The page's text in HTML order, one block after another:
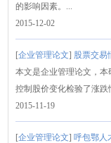
的影响因素。...
2015-12-02
[企业管理论文] 股票交易
本文是企业管理论文，
控制股价变化检验了涨跌
2015-11-19
[企业管理论文]呼包鄂人